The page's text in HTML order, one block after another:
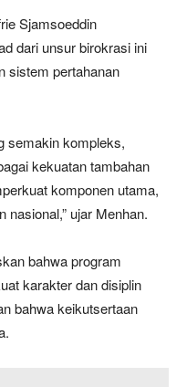
Sjamsoeddin
dari unsur birokrasi ini
sistem pertahanan
semakin kompleks,
kekuatan tambahan
komponen utama,
ujar Menhan.
bahwa program
karakter dan disiplin
bahwa keikutsertaan